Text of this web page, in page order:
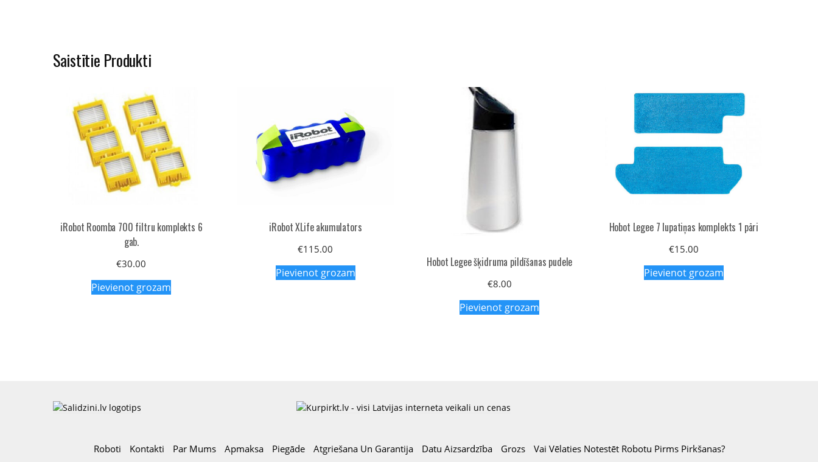
Saistītie Produkti
iRobot Roomba 700 filtru komplekts 6
gab.
€30.00
Pievienot grozam
iRobot XLife akumulators
€115.00
Pievienot grozam
Hobot Legee šķidruma pildīšanas pudele
€8.00
Pievienot grozam
Hobot Legee 7 lupatiņas komplekts 1 pāri
€15.00
Pievienot grozam
Roboti Kontakti Par Mums Apmaksa Piegāde Atgriešana Un Garantija Datu Aizsardzība Grozs Vai Vēlaties Notestēt Robotu Pirms Pirkšanas?